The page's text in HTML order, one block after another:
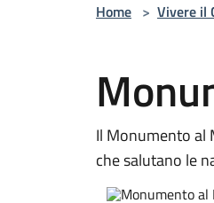
Home > Vivere il
Il Monumento al
che salutano le